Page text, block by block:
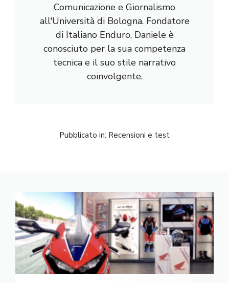
Comunicazione e Giornalismo
all'Università di Bologna. Fondatore
di Italiano Enduro, Daniele è
conosciuto per la sua competenza
tecnica e il suo stile narrativo
coinvolgente.
Pubblicato in: Recensioni e test